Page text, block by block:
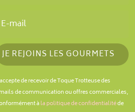
JE REJOINS LES GOURMETS
de recevoir de Toque Trotteuse des
de communication ou offres commerciales,
àla politique de confidentialitéde